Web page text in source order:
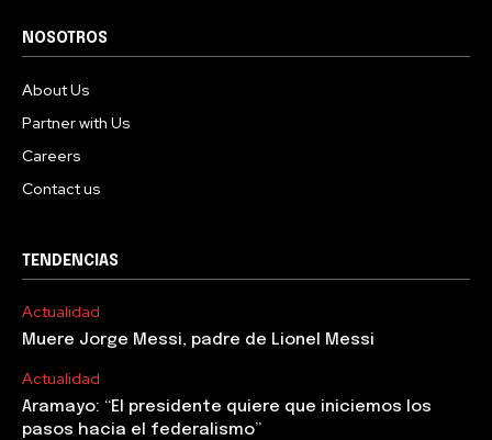
NOSOTROS
About Us
Partner with Us
Careers
Contact us
TENDENCIAS
Actualidad
Muere Jorge Messi, padre de Lionel Messi
Actualidad
Aramayo: “El presidente quiere que iniciemos los
pasos hacia el federalismo”